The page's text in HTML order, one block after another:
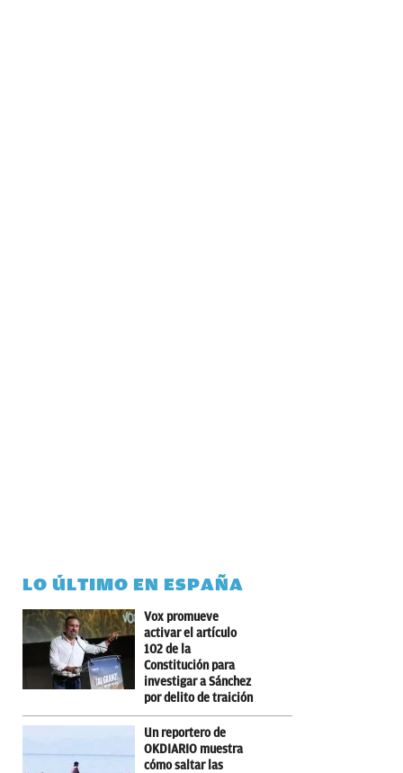
LO ÚLTIMO EN ESPAÑA
Vox promueve
activar el artículo
102 de la
Constitución para
investigar a Sánchez
por delito de traición
Un reportero de
OKDIARIO muestra
cómo saltar las